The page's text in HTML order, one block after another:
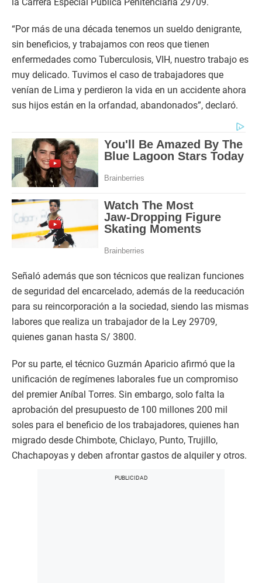
“Por más de una década tenemos un sueldo denigrante,
sin beneficios, y trabajamos con reos que tienen
enfermedades como Tuberculosis, VIH, nuestro trabajo es
muy delicado. Tuvimos el caso de trabajadores que
venían de Lima y perdieron la vida en un accidente ahora
sus hijos están en la orfandad, abandonados”, declaró.
Señaló además que son técnicos que realizan funciones
de seguridad del encarcelado, además de la reeducación
para su reincorporación a la sociedad, siendo las mismas
labores que realiza un trabajador de la Ley 29709,
quienes ganan hasta S/ 3800.
Por su parte, el técnico Guzmán Aparicio afirmó que la
unificación de regímenes laborales fue un compromiso
del premier Aníbal Torres. Sin embargo, solo falta la
aprobación del presupuesto de 100 millones 200 mil
soles para el beneficio de los trabajadores, quienes han
migrado desde Chimbote, Chiclayo, Punto, Trujillo,
Chachapoyas y deben afrontar gastos de alquiler y otros.